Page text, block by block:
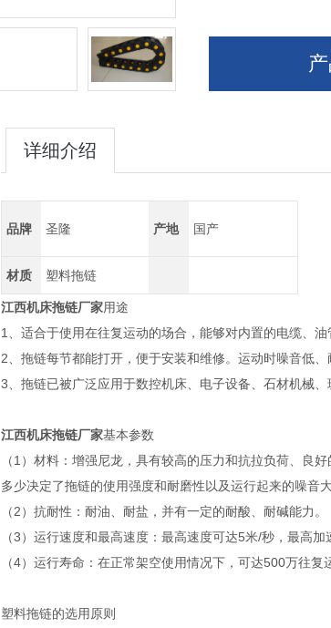
详细介绍
品牌 圣隆 产地 国产
材质 塑料拖链
江西机床拖链厂家用途
1、适合于使用在往复运动的场合，能够对内置的电缆、
2、拖链每节都能打开，便于安装和维修。运动时噪音低、
3、拖链已被广泛应用于数控机床、电子设备、石材机械
江西机床拖链厂家基本参数
（1）材料：增强尼龙，具有较高的压力和抗拉负荷、良
多少决定了拖链的使用强度和耐磨性以及运行起来的噪音
（2）抗耐性：耐油、耐盐，并有一定的耐酸、耐碱能力。
（3）运行速度和最高速度：最高速度可达5米/秒，最高
（4）运行寿命：在正常架空使用情况下，可达500万往复
塑料拖链的选用原则